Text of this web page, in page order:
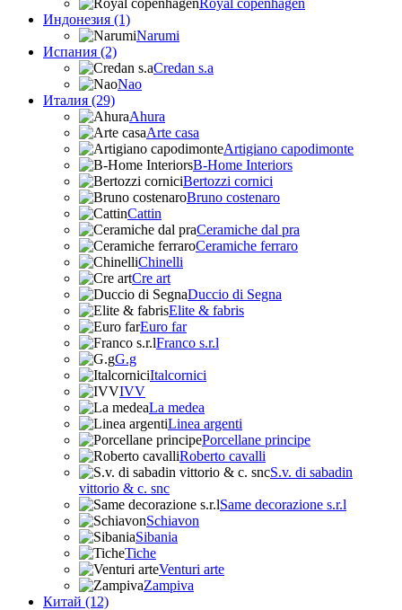
Royal copenhagen
Индонезия (1)
Narumi
Испания (2)
Credan s.a
Nao
Италия (29)
Ahura
Arte casa
Artigiano capodimonte
B-Home Interiors
Bertozzi cornici
Bruno costenaro
Cattin
Ceramiche dal pra
Ceramiche ferraro
Chinelli
Cre art
Duccio di Segna
Elite & fabris
Euro far
Franco s.r.l
G.g
Italcornici
IVV
La medea
Linea argenti
Porcellane principe
Roberto cavalli
S.v. di sabadin
vittorio & c. snc
Same decorazione s.r.l
Schiavon
Sibania
Tiche
Venturi arte
Zampiva
Китай (12)